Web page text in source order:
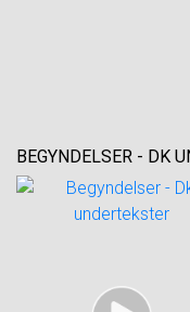
BEGYNDELSER - DK